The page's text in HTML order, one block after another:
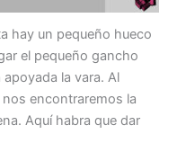
hay un pequeño hueco
el pequeño gancho
la vara. Al
encontraremos la
Aquí habra que dar